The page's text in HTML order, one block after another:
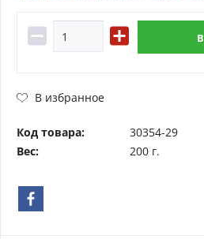
В
В избранное
Код товара:
30354-29
Вес:
200 г.